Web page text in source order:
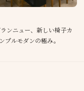
ンニュー、新しい椅子カ
プルモダンの極み。